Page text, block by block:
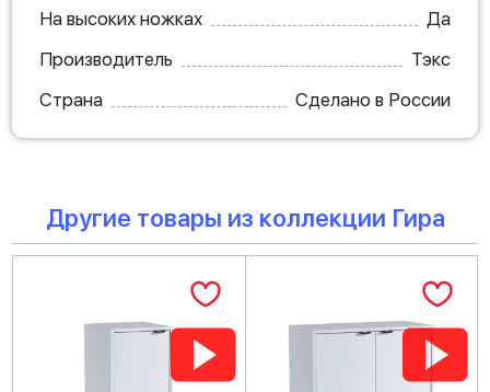
На высоких ножках
Да
Производитель
Тэкс
Страна
Сделано в России
Другие товары из коллекции Гира